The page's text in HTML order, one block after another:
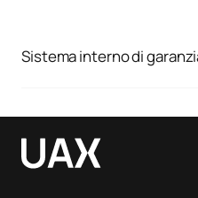
Sistema interno di